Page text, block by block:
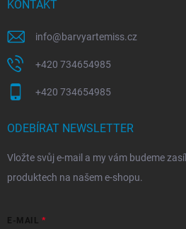
KONTAKT
info@barvyartemiss.cz
+420 734654985
+420 734654985
ODEBÍRAT NEWSLETTER
Vložte svůj e-mail a my vám budeme
produktech na našem e-shopu.
E-MAIL